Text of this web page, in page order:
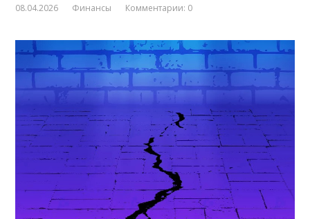
08.04.2026 Финансы Комментарии: 0